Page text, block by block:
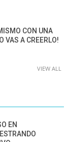
CON UNA
VAS A CREERLO!
VIEW ALL
EN